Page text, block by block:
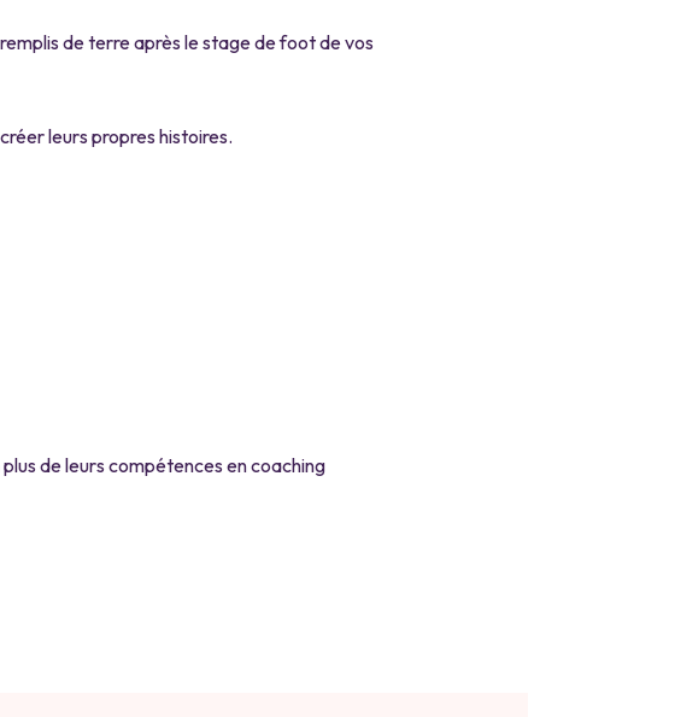
de terre après le stage de foot de vos
leurs propres histoires.
de leurs compétences en coaching